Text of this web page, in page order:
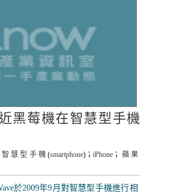
黑莓機在智慧型手機
智慧型手機 (smartphone)； iPhone； 蘋果
於2009年9月對智慧型手機進行相